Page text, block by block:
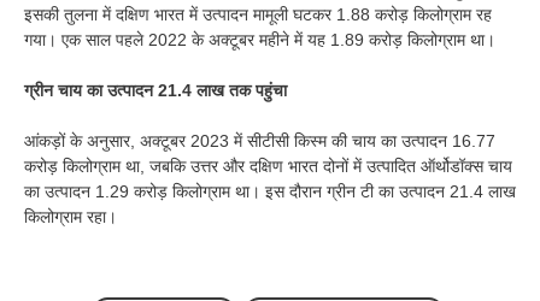
इसकी तुलना में दक्षिण भारत में उत्पादन मामूली घटकर 1.88 करोड़ किलोग्राम रह
गया। एक साल पहले 2022 के अक्टूबर महीने में यह 1.89 करोड़ किलोग्राम था।
ग्रीन चाय का उत्पादन 21.4 लाख तक पहुंचा
आंकड़ों के अनुसार, अक्टूबर 2023 में सीटीसी किस्म की चाय का उत्पादन 16.77
करोड़ किलोग्राम था, जबकि उत्तर और दक्षिण भारत दोनों में उत्पादित ऑर्थोडॉक्स चाय
का उत्पादन 1.29 करोड़ किलोग्राम था। इस दौरान ग्रीन टी का उत्पादन 21.4 लाख
किलोग्राम रहा।